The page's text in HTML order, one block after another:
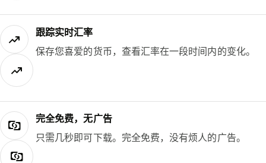
跟踪实时汇率
保存您喜爱的货币，查看汇率在一段时间内的变化。
完全免费，无广告
只需几秒即可下载。完全免费，没有烦人的广告。